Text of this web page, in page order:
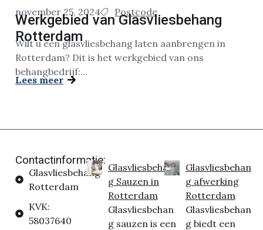
november 25, 2024 Postcode
Werkgebied van Glasvliesbehang
Rotterdam
Wilt u een glasvliesbehang laten aanbrengen in
Rotterdam? Dit is het werkgebied van ons
behangbedrijf:...
Lees meer
Contactinformatie:
Glasvliesbehang
Rotterdam
KVK:
58037640
Glasvliesbehan
g Sauzen in
Rotterdam
Glasvliesbehan
g sauzen is een
Glasvliesbehan
g afwerking
Rotterdam
Glasvliesbehan
g biedt een